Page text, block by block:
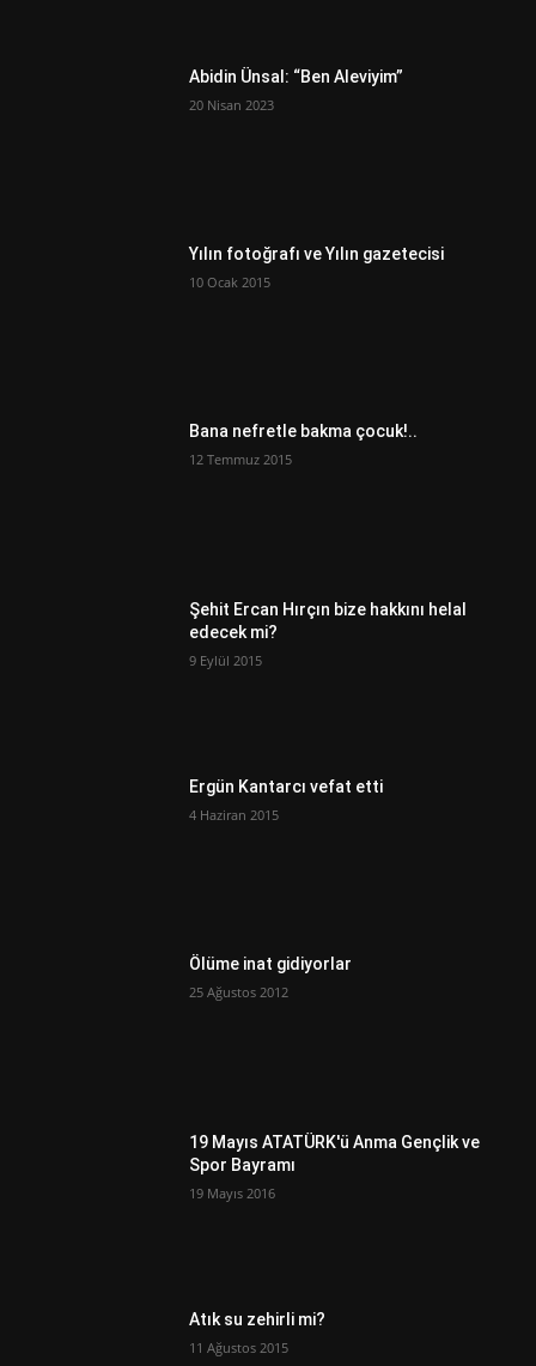
Abidin Ünsal: “Ben Aleviyim”
20 Nisan 2023
Yılın fotoğrafı ve Yılın gazetecisi
10 Ocak 2015
Bana nefretle bakma çocuk!..
12 Temmuz 2015
Şehit Ercan Hırçın bize hakkını helal
edecek mi?
9 Eylül 2015
Ergün Kantarcı vefat etti
4 Haziran 2015
Ölüme inat gidiyorlar
25 Ağustos 2012
19 Mayıs ATATÜRK'ü Anma Gençlik ve
Spor Bayramı
19 Mayıs 2016
Atık su zehirli mi?
11 Ağustos 2015